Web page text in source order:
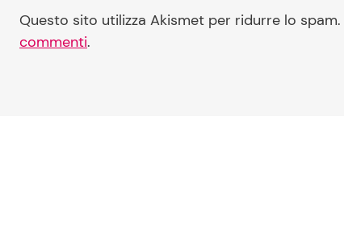
Questo sito utilizza Akismet per ridurre lo spam.
commenti.